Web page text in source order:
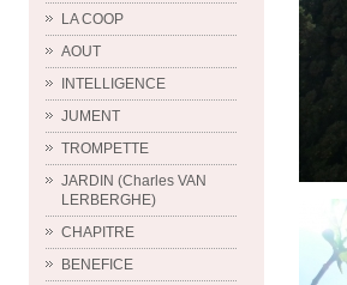
LA COOP
AOUT
INTELLIGENCE
JUMENT
TROMPETTE
JARDIN (Charles VAN
LERBERGHE)
CHAPITRE
BENEFICE